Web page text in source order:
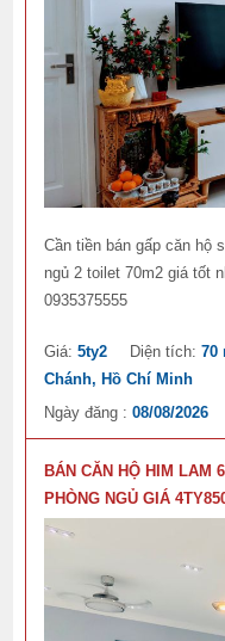
Cần tiền bán gấp căn hộ
ngủ 2 toilet 70m2 giá tốt
0935375555
Giá:5ty2 Diện tích:70
Chánh, Hồ Chí Minh
Ngày đăng :08/08/2026
BÁN CĂN HỘ HIM LAM
PHÒNG NGỦ GIÁ